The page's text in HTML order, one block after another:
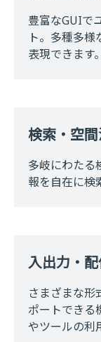
豊富なGUIで
ト。多種多
表現できます。
検索・空
多岐にわたる
報を自在に検
入出力・
さまざまな形
ポートできる
やツールの利